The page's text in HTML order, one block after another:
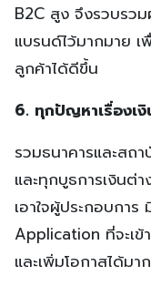
B2C สูง จึงรวบรว
แบรนด์ไว้มากมาย
ลูกค้าได้ดีขึ้น
6. ทุกปัญหาเรื่องเ
รวมธนาคารและสถ
และทุกบูธการเงินต่
เอาใจผู้ประกอบกา
Application ที่จะเข้
และเพิ่มโอกาสได้มา